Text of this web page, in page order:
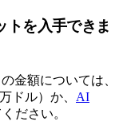
トを入手できま
金額については、
ドル）か、 AI
ださい。